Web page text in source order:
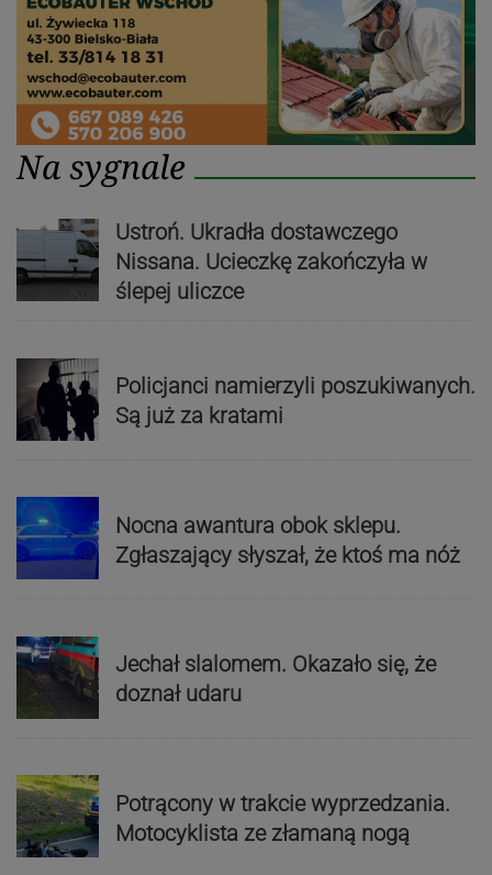
Na sygnale
Ustroń. Ukradła dostawczego
Nissana. Ucieczkę zakończyła w
ślepej uliczce
Policjanci namierzyli poszukiwanych.
Są już za kratami
Nocna awantura obok sklepu.
Zgłaszający słyszał, że ktoś ma nóż
Jechał slalomem. Okazało się, że
doznał udaru
Potrącony w trakcie wyprzedzania.
Motocyklista ze złamaną nogą